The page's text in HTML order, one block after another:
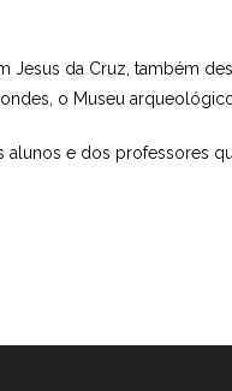
Jesus da Cruz, também
o Museu
e dos professores